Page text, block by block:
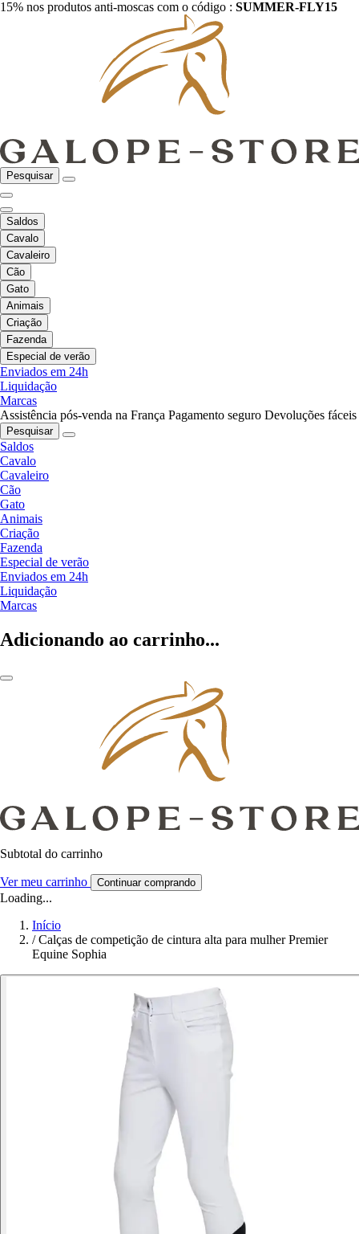
15% nos produtos anti-moscas com o código : SUMMER-FLY15
Pesquisar
Saldos
Cavalo
Cavaleiro
Cão
Gato
Animais
Criação
Fazenda
Especial de verão
Enviados em 24h
Liquidação
Marcas
Assistência pós-venda na França Pagamento seguro Devoluções fáceis
Pesquisar
Saldos
Cavalo
Cavaleiro
Cão
Gato
Animais
Criação
Fazenda
Especial de verão
Enviados em 24h
Liquidação
Marcas
Adicionando ao carrinho...
Subtotal do carrinho
Ver meu carrinho Continuar comprando
Loading...
Início
/ Calças de competição de cintura alta para mulher Premier
Equine Sophia